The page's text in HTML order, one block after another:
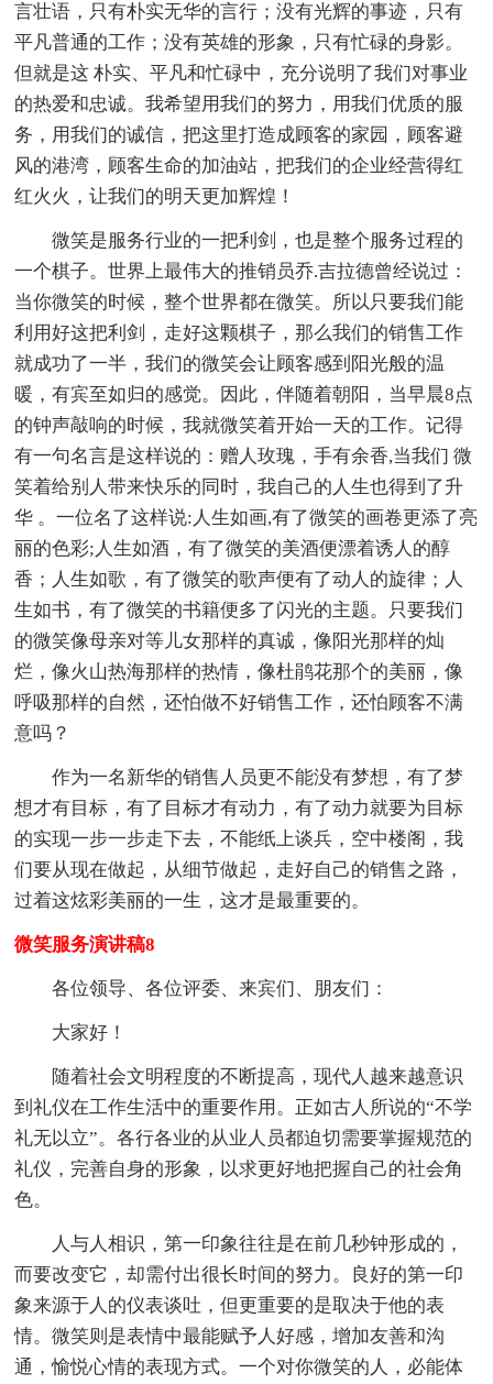
言壮语，只有朴实无华的言行；没有光辉的事迹，只有
平凡普通的工作；没有英雄的形象，只有忙碌的身影。
但就是这 朴实、平凡和忙碌中，充分说明了我们对事业
的热爱和忠诚。我希望用我们的努力，用我们优质的服
务，用我们的诚信，把这里打造成顾客的家园，顾客避
风的港湾，顾客生命的加油站，把我们的企业经营得红
红火火，让我们的明天更加辉煌！
微笑是服务行业的一把利剑，也是整个服务过程的
一个棋子。世界上最伟大的推销员乔.吉拉德曾经说过：
当你微笑的时候，整个世界都在微笑。所以只要我们能
利用好这把利剑，走好这颗棋子，那么我们的销售工作
就成功了一半，我们的微笑会让顾客感到阳光般的温
暖，有宾至如归的感觉。因此，伴随着朝阳，当早晨8点
的钟声敲响的时候，我就微笑着开始一天的工作。记得
有一句名言是这样说的：赠人玫瑰，手有余香,当我们 微
笑着给别人带来快乐的同时，我自己的人生也得到了升
华 。一位名了这样说:人生如画,有了微笑的画卷更添了亮
丽的色彩;人生如酒，有了微笑的美酒便漂着诱人的醇
香；人生如歌，有了微笑的歌声便有了动人的旋律；人
生如书，有了微笑的书籍便多了闪光的主题。只要我们
的微笑像母亲对等儿女那样的真诚，像阳光那样的灿
烂，像火山热海那样的热情，像杜鹃花那个的美丽，像
呼吸那样的自然，还怕做不好销售工作，还怕顾客不满
意吗？
作为一名新华的销售人员更不能没有梦想，有了梦
想才有目标，有了目标才有动力，有了动力就要为目标
的实现一步一步走下去，不能纸上谈兵，空中楼阁，我
们要从现在做起，从细节做起，走好自己的销售之路，
过着这炫彩美丽的一生，这才是最重要的。
微笑服务演讲稿8
各位领导、各位评委、来宾们、朋友们：
大家好！
随着社会文明程度的不断提高，现代人越来越意识
到礼仪在工作生活中的重要作用。正如古人所说的“不学
礼无以立”。各行各业的从业人员都迫切需要掌握规范的
礼仪，完善自身的形象，以求更好地把握自己的社会角
色。
人与人相识，第一印象往往是在前几秒钟形成的，
而要改变它，却需付出很长时间的努力。良好的第一印
象来源于人的仪表谈吐，但更重要的是取决于他的表
情。微笑则是表情中最能赋予人好感，增加友善和沟
通，愉悦心情的表现方式。一个对你微笑的人，必能体